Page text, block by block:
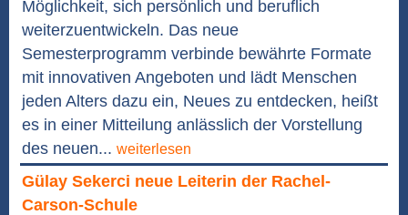
Möglichkeit, sich persönlich und beruflich
weiterzuentwickeln. Das neue
Semesterprogramm verbinde bewährte Formate
mit innovativen Angeboten und lädt Menschen
jeden Alters dazu ein, Neues zu entdecken, heißt
es in einer Mitteilung anlässlich der Vorstellung
des neuen... weiterlesen
Gülay Sekerci neue Leiterin der Rachel-
Carson-Schule